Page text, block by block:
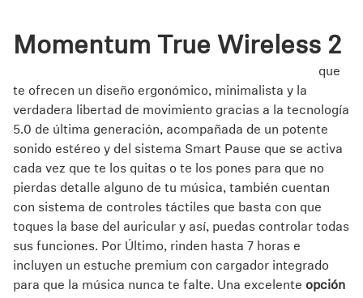
Momentum True Wireless 2
que
te ofrecen un diseño ergonómico, minimalista y la
verdadera libertad de movimiento gracias a la tecnología
5.0 de última generación, acompañada de un potente
sonido estéreo y del sistema Smart Pause que se activa
cada vez que te los quitas o te los pones para que no
pierdas detalle alguno de tu música, también cuentan
con sistema de controles táctiles que basta con que
toques la base del auricular y así, puedas controlar todas
sus funciones. Por Último, rinden hasta 7 horas e
incluyen un estuche premium con cargador integrado
para que la música nunca te falte. Una excelente opción